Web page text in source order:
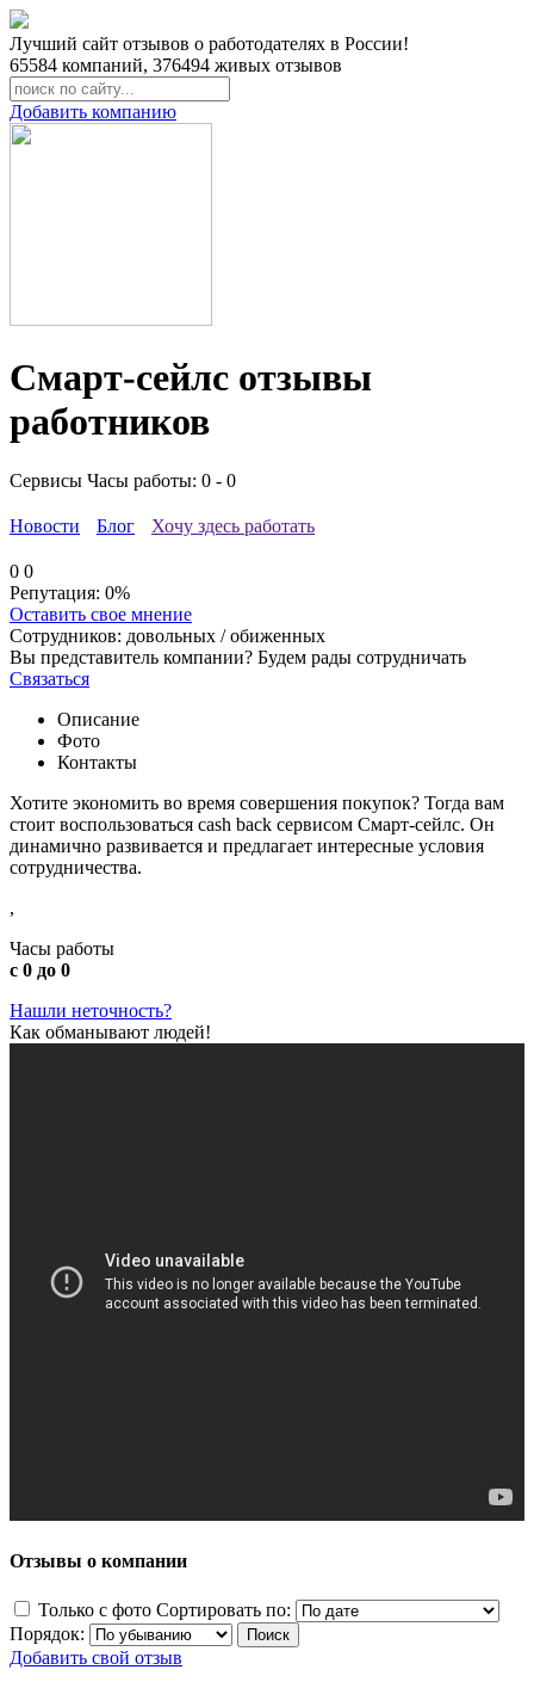
Лучший сайт отзывов о работодателях в России!
65584 компаний, 376494 живых отзывов
Добавить компанию
Смарт-сейлс отзывы
работников
Сервисы Часы работы: 0 - 0
Новости Блог Хочу здесь работать
0 0
Репутация: 0%
Оставить свое мнение
Сотрудников: довольных /обиженных
Вы представитель компании? Будем рады сотрудничать
Связаться
Описание
Фото
Контакты
Хотите экономить во время совершения покупок? Тогда вам
стоит воспользоваться cash back сервисом Смарт-сейлс. Он
динамично развивается и предлагает интересные условия
сотрудничества.
,
Часы работы
с 0 до 0
Нашли неточность?
Как обманывают людей!
Отзывы о компании
Только с фото Сортировать по:
Порядок:
Добавить свой отзыв